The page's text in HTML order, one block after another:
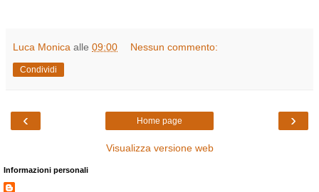
Luca Monica alle 09:00 Nessun commento:
Condividi
‹ ›
Home page
Visualizza versione web
Informazioni personali